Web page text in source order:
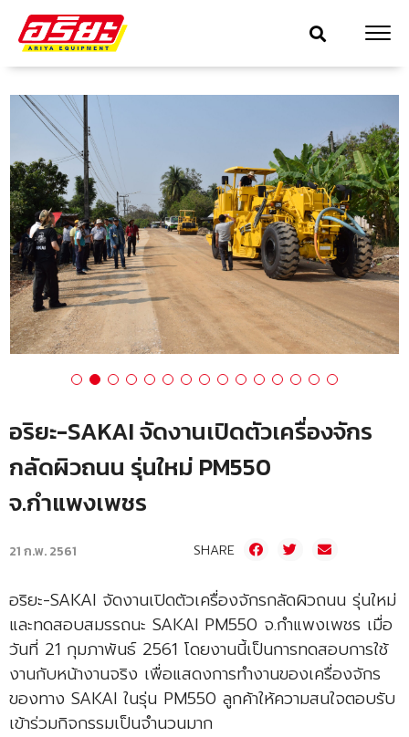
อริยะ-SAKAI จัดงานเปิดตัวเครื่องจักร
กลัดผิวถนน รุ่นใหม่ PM550
จ.กำแพงเพชร
21 ก.พ. 2561 SHARE
อริยะ-SAKAI จัดงานเปิดตัวเครื่องจักรกลัดผิวถนน รุ่นใหม่
และทดสอบสมรรถนะ SAKAI PM550 จ.กำแพงเพชร เมื่อ
วันที่ 21 กุมภาพันธ์ 2561 โดยงานนี้เป็นการทดสอบการใช้
งานกับหน้างานจริง เพื่อแสดงการทำงานของเครื่องจักร
ของทาง SAKAI ในรุ่น PM550 ลูกค้าให้ความสนใจตอบรับ
เข้าร่วมกิจกรรมเป็นจำนวนมาก